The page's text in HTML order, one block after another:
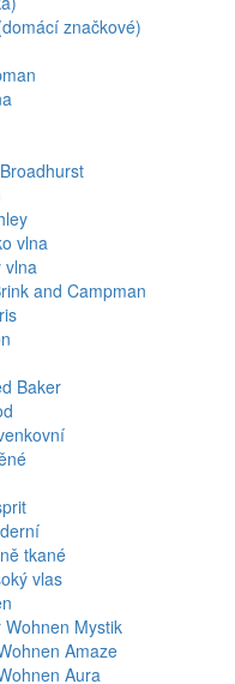
značkové)
vlna
vlna
and Campman
Baker
tkané
vlas
Mystik
Amaze
Aura